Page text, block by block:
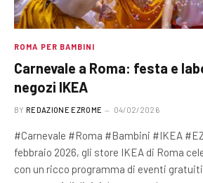
ROMA PER BAMBINI
Carnevale a Roma: festa e
negozi IKEA
BY REDAZIONE EZROME 04/02/2026
#Carnevale #Roma #Bambini #IKEA
febbraio 2026, gli store IKEA di Roma
con un ricco programma di eventi